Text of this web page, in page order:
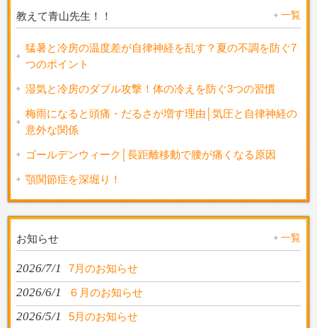
教えて青山先生！！ 一覧
猛暑と冷房の温度差が自律神経を乱す？夏の不調を防ぐ7
つのポイント
湿気と冷房のダブル攻撃！体の冷えを防ぐ3つの習慣
梅雨になると頭痛・だるさが増す理由│気圧と自律神経の
意外な関係
ゴールデンウィーク│長距離移動で腰が痛くなる原因
顎関節症を深堀り！
お知らせ 一覧
2026/7/1 7月のお知らせ
2026/6/1 ６月のお知らせ
2026/5/1 5月のお知らせ